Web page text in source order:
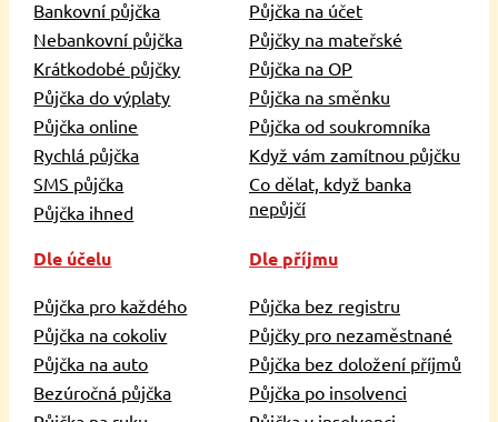
Bankovní půjčka
Nebankovní půjčka
Krátkodobé půjčky
Půjčka do výplaty
Půjčka online
Rychlá půjčka
SMS půjčka
Půjčka ihned
Půjčka na účet
Půjčky na mateřské
Půjčka na OP
Půjčka na směnku
Půjčka od soukromníka
Když vám zamítnou půjčku
Co dělat, když banka
nepůjčí
Dle účelu
Půjčka pro každého
Půjčka na cokoliv
Půjčka na auto
Bezúročná půjčka
Dle příjmu
Půjčka bez registru
Půjčky pro nezaměstnané
Půjčka bez doložení příjmů
Půjčka po insolvenci